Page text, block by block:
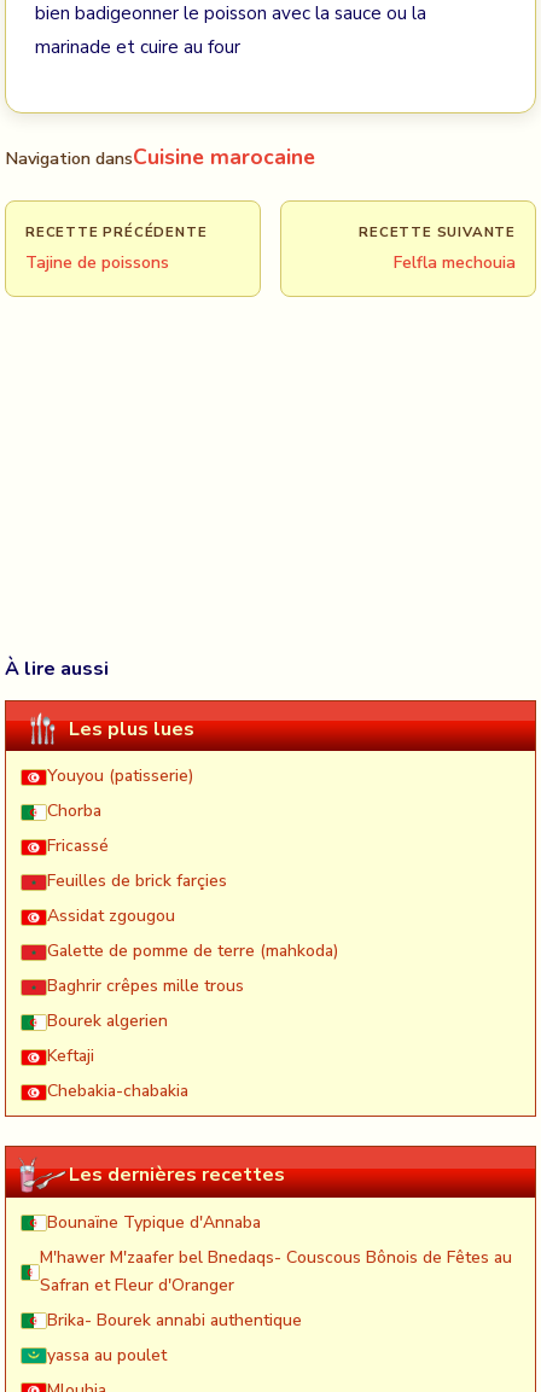
bien badigeonner le poisson avec la sauce ou la
marinade et cuire au four
Navigation dansCuisine marocaine
RECETTE PRÉCÉDENTE
Tajine de poissons
RECETTE SUIVANTE
Felfla mechouia
À lire aussi
Les plus lues
Youyou (patisserie)
Chorba
Fricassé
Feuilles de brick farçies
Assidat zgougou
Galette de pomme de terre (mahkoda)
Baghrir crêpes mille trous
Bourek algerien
Keftaji
Chebakia-chabakia
Les dernières recettes
Bounaïne Typique d'Annaba
M'hawer M'zaafer bel Bnedaqs- Couscous Bônois de Fêtes au
Safran et Fleur d'Oranger
Brika- Bourek annabi authentique
yassa au poulet